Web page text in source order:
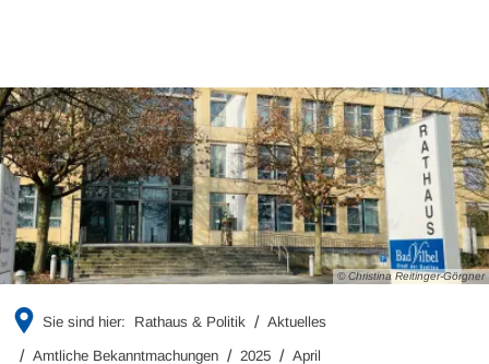
© Christina Reitinger-Görgner
Sie sind hier: Rathaus & Politik Aktuelles
Amtliche Bekanntmachungen 2025
April